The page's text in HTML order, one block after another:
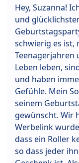
Hey, Suzanna!
und
schwierig es ist,
Teenagerjahren
Leben leben,
und haben
Gefühle. Mein
seinem
gewünscht. Wir
Werbelink
dass ein Roller
so dass jeder